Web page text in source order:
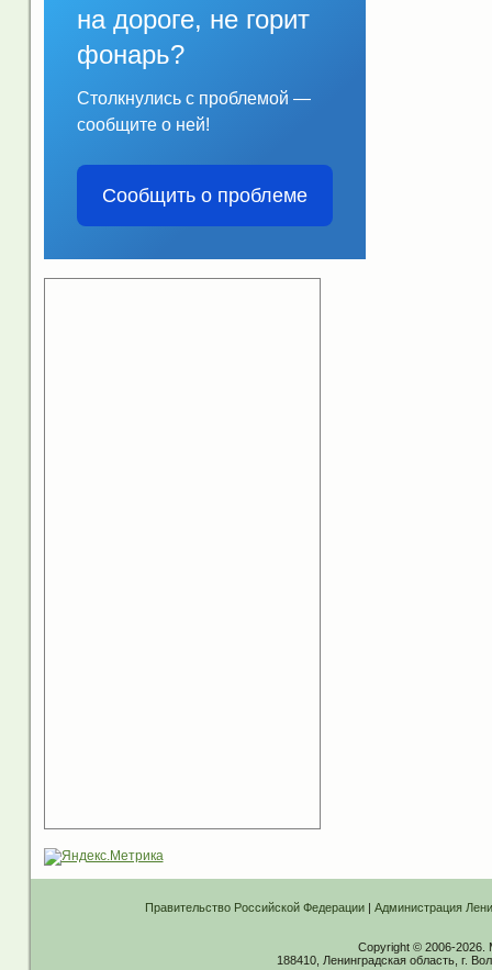
на дороге, не горит
фонарь?
Столкнулись с проблемой —
сообщите о ней!
Сообщить о проблеме
Правительство Российской Федерации| Администрация
Copyright © 2006-2026.
188410, Ленинградская область, г.